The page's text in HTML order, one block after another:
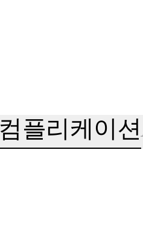
컴플리케이션